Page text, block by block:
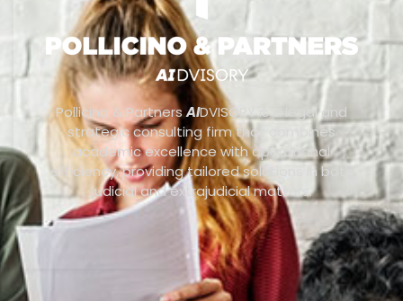
Pollicino & PartnersAIDVISORY is a legal and
strategic consulting firm that combines
academic excellence with operational
efficiency, providing tailored solutions in both
judicial and extrajudicial matters.